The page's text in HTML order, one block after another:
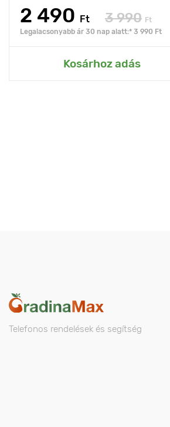
2 490 Ft 3 990 Ft
Legalacsonyabb ár 30 nap alatt:* 3 990 Ft
Kosárhoz adás
Telefonos rendelések és segítség